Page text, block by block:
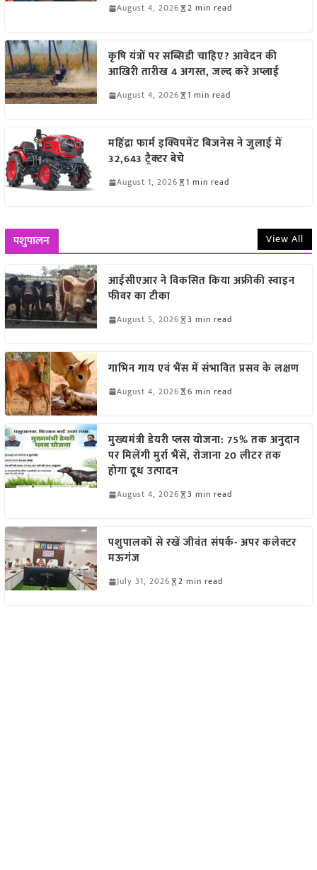
August 4, 2026 2 min read
कृषि यंत्रों पर सब्सिडी चाहिए? आवेदन की
आखिरी तारीख 4 अगस्त, जल्द करें अप्लाई
August 4, 2026 1 min read
महिंद्रा फार्म इक्विपमेंट बिजनेस ने जुलाई में
32,643 ट्रैक्टर बेचे
August 1, 2026 1 min read
पशुपालन View All
आईसीएआर ने विकसित किया अफ्रीकी स्वाइन
फीवर का टीका
August 5, 2026 3 min read
गाभिन गाय एवं भैंस में संभावित प्रसव के लक्षण
August 4, 2026 6 min read
मुख्यमंत्री डेयरी प्लस योजना: 75% तक अनुदान
पर मिलेंगी मुर्रा भैंसें, रोजाना 20 लीटर तक
होगा दूध उत्पादन
August 4, 2026 3 min read
पशुपालकों से रखें जीवंत संपर्क- अपर कलेक्टर
मऊगंज
July 31, 2026 2 min read